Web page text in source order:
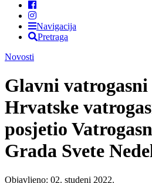
Navigacija
Pretraga
Novosti
Glavni
Hrvatske
posjetio
Grada Svete
Objavljeno: 02. studeni 2022.